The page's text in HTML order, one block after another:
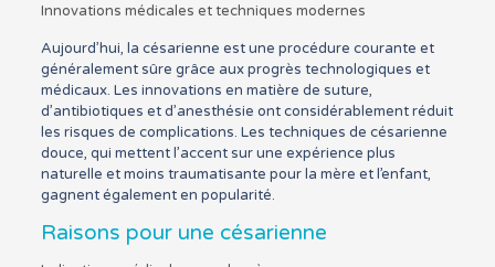
Innovations médicales et techniques modernes
Aujourd’hui, la césarienne est une procédure courante et
généralement sûre grâce aux progrès technologiques et
médicaux. Les innovations en matière de suture,
d’antibiotiques et d’anesthésie ont considérablement réduit
les risques de complications. Les techniques de césarienne
douce, qui mettent l’accent sur une expérience plus
naturelle et moins traumatisante pour la mère et l’enfant,
gagnent également en popularité.
Raisons pour une césarienne